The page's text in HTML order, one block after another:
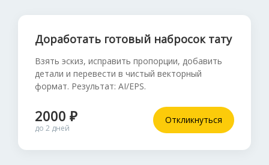
Доработать готовый набросок тату
Взять эскиз, исправить пропорции, добавить
детали и перевести в чистый векторный
формат. Результат: AI/EPS.
2000 ₽
до 2 дней
Откликнуться